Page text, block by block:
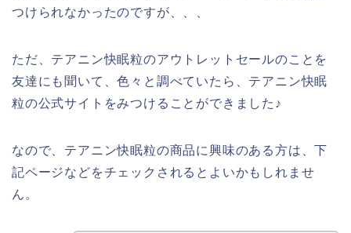
つけられなかったのですが、、、
ただ、テアニン快眠粒のアウトレットセールのことを
友達にも聞いて、色々と調べていたら、テアニン快眠
粒の公式サイトをみつけることができました♪
なので、テアニン快眠粒の商品に興味のある方は、下
記ページなどをチェックされるとよいかもしれませ
ん。